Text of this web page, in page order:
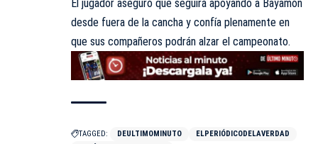
El jugador aseguró que seguirá apoyando a Bayamón
desde fuera de la cancha y confía plenamente en
que sus compañeros podrán alzar el campeonato.
TAGGED: DEULTIMOMINUTO
ELPERIÓDICODELAVERDAD